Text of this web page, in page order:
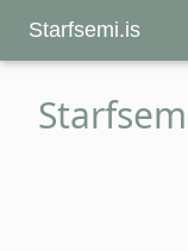
Starfsemi.is